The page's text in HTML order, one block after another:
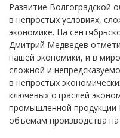
Развитие Волгоградской
в непростых условиях,
экономике. На
Дмитрий Медведев
нашей экономики, и в
сложной и
в непростых
ключевых отраслей
промышленной
объемам производства на